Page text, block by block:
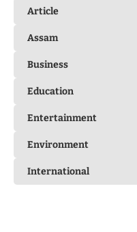
Article
Assam
Business
Education
Entertainment
Environment
International